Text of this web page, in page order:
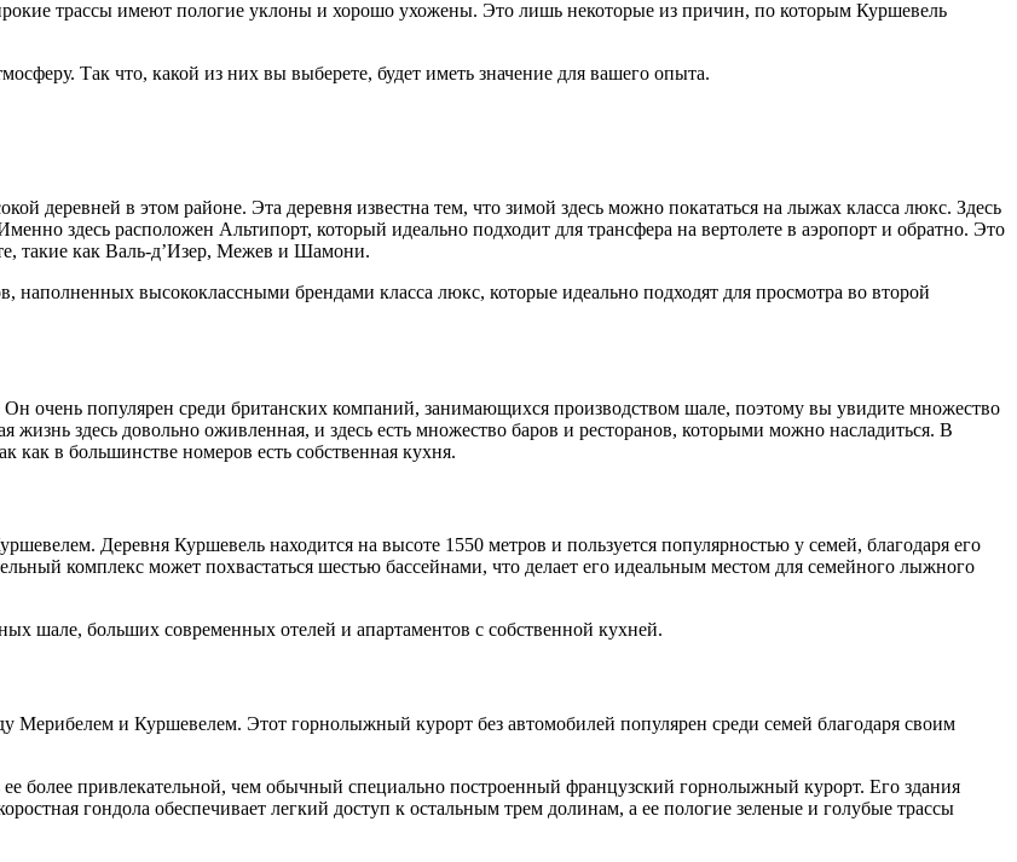
трассы имеют пологие уклоны и хорошо ухожены. Это лишь некоторые из причин, по которым Куршевель
Так что, какой из них вы выберете, будет иметь значение для вашего опыта.
деревней в этом районе. Эта деревня известна тем, что зимой здесь можно покататься на лыжах класса люкс. Здесь
здесь расположен Альтипорт, который идеально подходит для трансфера на вертолете в аэропорт и обратно. Это
такие как Валь-д’Изер, Межев и Шамони.
наполненных высококлассными брендами класса люкс, которые идеально подходят для просмотра во второй
очень популярен среди британских компаний, занимающихся производством шале, поэтому вы увидите множество
жизнь здесь довольно оживленная, и здесь есть множество баров и ресторанов, которыми можно насладиться. В
как в большинстве номеров есть собственная кухня.
Деревня Куршевель находится на высоте 1550 метров и пользуется популярностью у семей, благодаря его
комплекс может похвастаться шестью бассейнами, что делает его идеальным местом для семейного лыжного
шале, больших современных отелей и апартаментов с собственной кухней.
и Куршевелем. Этот горнолыжный курорт без автомобилей популярен среди семей благодаря своим
более привлекательной, чем обычный специально построенный французский горнолыжный курорт. Его здания
гондола обеспечивает легкий доступ к остальным трем долинам, а ее пологие зеленые и голубые трассы